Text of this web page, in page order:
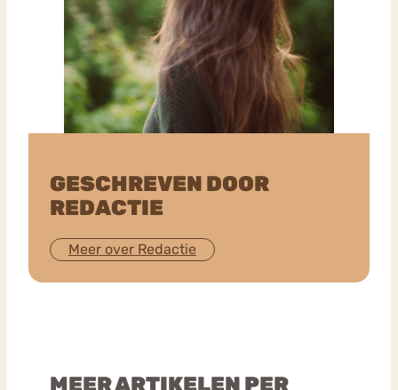
GESCHREVEN DOOR
REDACTIE
Meer over Redactie
MEER ARTIKELEN PER